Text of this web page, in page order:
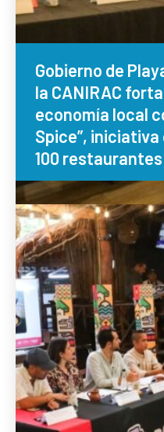
Gobierno de
la CANIRAC
economía local
Spice”, iniciativa
100 restaurantes